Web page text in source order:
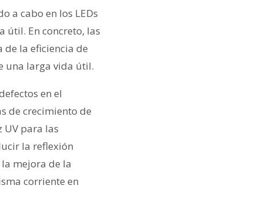
a cabo en los LEDs
útil. En concreto, las
de la eficiencia de
una larga vida útil.
en el
de crecimiento de
UV para las
la reflexión
mejora de la
corriente en